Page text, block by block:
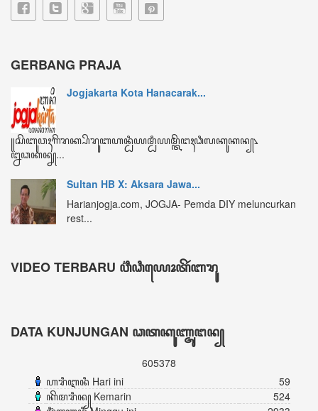
ꦏꦼꦩꦫꦶꦤ꧀ Kemarin
ꦩꦶꦁꦒꦸꦆꦤꦶ Minggu ini
ꦧꦸꦭꦤ꧀ꦆꦤꦶ Bulan ini
ꦏꦼꦱꦼꦭꦸꦫꦸꦲꦤ꧀ Keseluruhan
605378